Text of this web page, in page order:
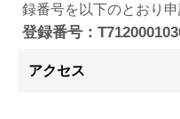
録番号を以下のとおり申
登録番号：
アクセス